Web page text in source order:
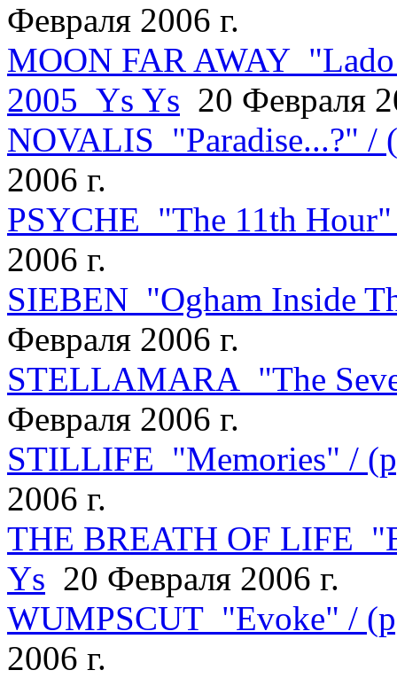
Февраля 2006 г.
MOON FAR AWAY
2005 Ys Ys 20 Февраля
NOVALIS "Paradise...?"
2006 г.
PSYCHE "The 11th
2006 г.
SIEBEN "Ogham Inside
Февраля 2006 г.
STELLAMARA "The
Февраля 2006 г.
STILLIFE "Memories" /
2006 г.
THE BREATH OF LIFE
Ys 20 Февраля 2006 г.
WUMPSCUT "Evoke" /
2006 г.